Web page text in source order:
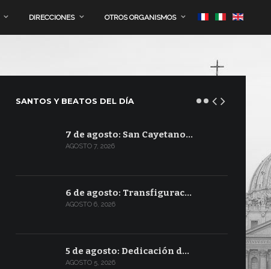
DIRECCIONES OTROS ORGANISMOS
SANTOS Y BEATOS DEL DÍA
7 de agosto: San Cayetano…
AGOSTO 7, 2026
6 de agosto: Transfigurac…
AGOSTO 6, 2026
5 de agosto: Dedicación d…
AGOSTO 5, 2026